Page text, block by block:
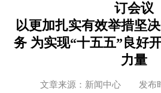
订会议
以更加扎实有效举措坚
务 为实现“十五五”良好
力量
文章来源：新闻中心 发布